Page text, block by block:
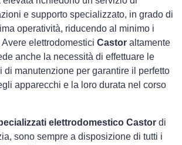
e supporto specializzato, in grado di
operatività, riducendo al minimo i
elettrodomestici Castor altamente
anche la necessità di effettuare le
di manutenzione per garantire il perfetto
apparecchi e la loro durata nel corso
elettrodomestico Castor di
sono sempre a disposizione di tutti i